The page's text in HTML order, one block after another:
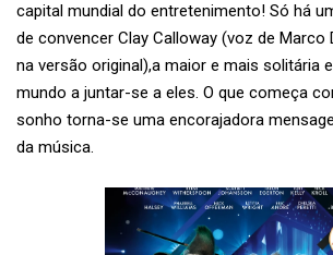
capital mundial do entretenimento! Só há
de convencer Clay Calloway (voz de Marco
na versão original),a maior e mais solitária
mundo a juntar-se a eles. O que começa
sonho torna-se uma encorajadora
da música.